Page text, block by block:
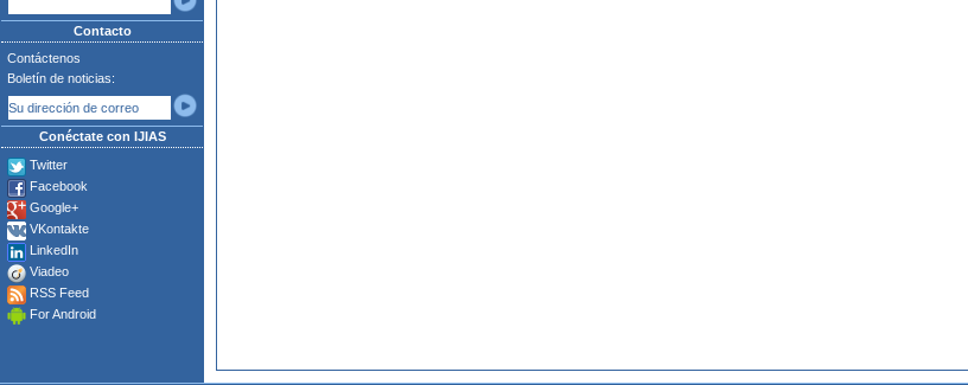
Contacto
Contáctenos
Boletín de noticias:
Conéctate con IJIAS
Twitter
Facebook
Google+
VKontakte
LinkedIn
Viadeo
RSS Feed
For Android